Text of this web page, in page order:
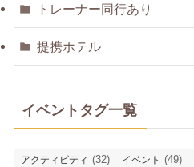
トレーナー同行あり
提携ホテル
イベントタグ一覧
アクティビティ (32) イベント (49)